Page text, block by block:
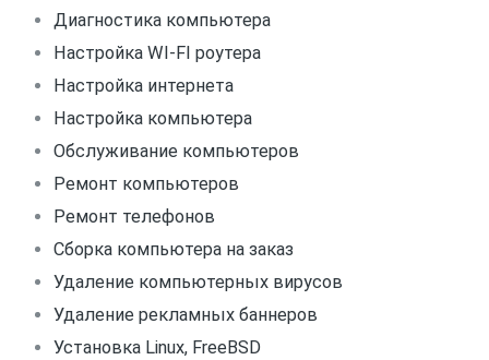
Диагностика компьютера
Настройка WI-FI роутера
Настройка интернета
Настройка компьютера
Обслуживание компьютеров
Ремонт компьютеров
Ремонт телефонов
Сборка компьютера на заказ
Удаление компьютерных вирусов
Удаление рекламных баннеров
Установка Linux, FreeBSD